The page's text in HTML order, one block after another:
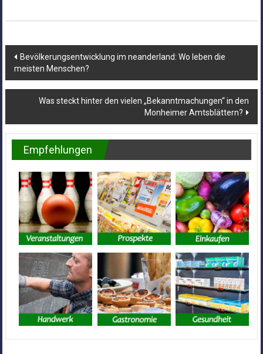
Beitragsnavigation
Bevölkerungsentwicklung im neanderland: Wo leben die
meisten Menschen?
Was steckt hinter den vielen „Bekanntmachungen“ in den
Monheimer Amtsblättern?
Empfehlungen